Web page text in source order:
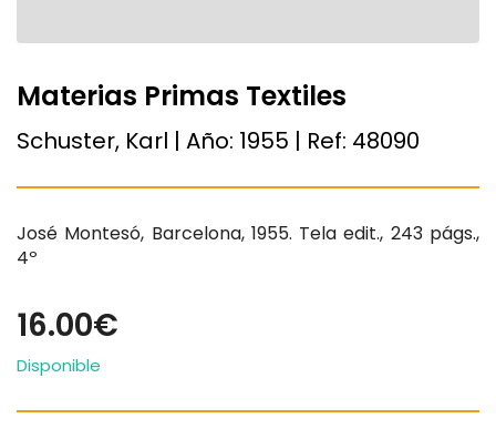
Materias Primas Textiles
Schuster, Karl | Año: 1955 | Ref: 48090
José Montesó, Barcelona, 1955. Tela edit., 243 págs.,
4º
16.00€
Disponible